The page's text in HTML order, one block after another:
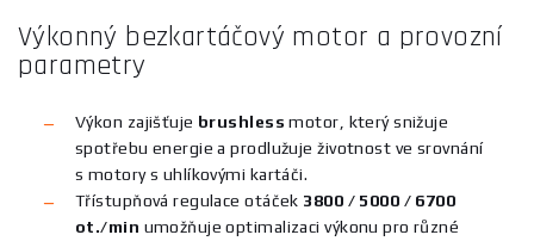
Výkonný bezkartáčový motor a provozní
parametry
Výkon zajišťuje brushless motor, který snižuje
spotřebu energie a prodlužuje životnost ve srovnání
s motory s uhlíkovými kartáči.
Třístupňová regulace otáček 3800 / 5000 / 6700
ot./min umožňuje optimalizaci výkonu pro různé